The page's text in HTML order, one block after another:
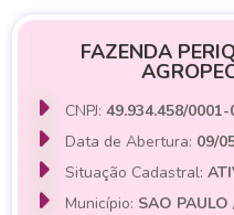
FAZENDA
CNPJ:49.934.458/0001-
Data de Abertura: 09/
Situação Cadastral:
Município: SAO PAULO